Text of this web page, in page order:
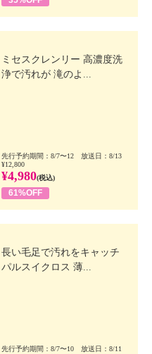
ミセスクレンリー 高濃度洗
浄で汚れが 滝のよ...
先行予約期間：8/7〜12 放送日：8/13
¥12,800
¥4,980(税込)
61%OFF
長い毛足で汚れをキャッチ
パルスイクロス 薄...
先行予約期間：8/7〜10 放送日：8/11